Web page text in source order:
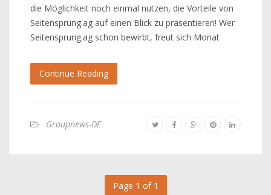
die Möglichkeit noch einmal nutzen, die Vorteile von
Seitensprung.ag auf einen Blick zu präsentieren! Wer
Seitensprung.ag schon bewirbt, freut sich Monat
Continue Reading
Groupnews-DE
Page 1 of 1